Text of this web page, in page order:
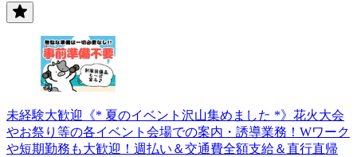
未経験大歓迎《* 夏のイベント沢山集めました *》花火大会
やお祭り等の各イベント会場での案内・誘導業務！Wワーク
や短期勤務も大歓迎！週払い＆交通費全額支給＆直行直帰